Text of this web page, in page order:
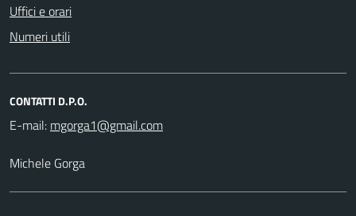
Uffici e orari
Numeri utili
CONTATTI D.P.O.
E-mail:
Michele Gorga